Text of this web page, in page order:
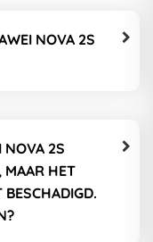
NOVA 2S
NOVA 2S
MAAR HET